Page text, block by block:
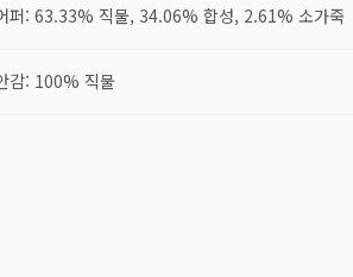
퍼: 63.33% 직물, 34.06% 합성, 2.61% 소가죽
감: 100% 직물